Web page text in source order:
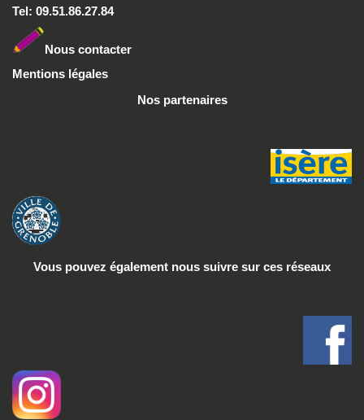
Tel: 09.51.86.27.84
Nous contacter
Mentions légales
Nos partenaires
Vous pouvez également nous suivre sur ces réseaux